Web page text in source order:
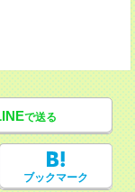
で送る
ブックマーク